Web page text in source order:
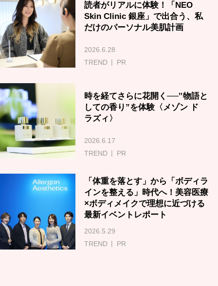
読者がリアルに体験！「NEO
Skin Clinic 銀座」で出合う、私
だけのパーソナル美肌計画
2026.6.28
TREND
PR
時を経てさらに花開く──‟物語と
しての香り”を体験〈メゾン ド
ラズィ〉
2026.6.17
TREND
PR
「体重を落とす」から「ボディラ
インを整える」時代へ！美容医療
×ボディメイクで理想に近づける
最新イベントレポート
2026.5.29
TREND
PR